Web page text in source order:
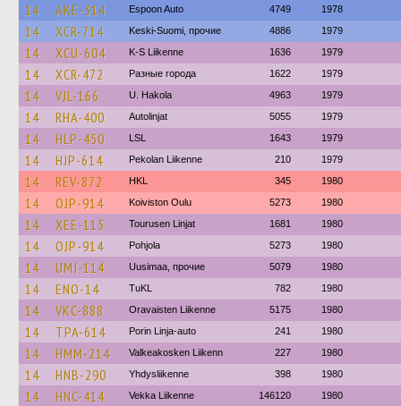
14 AKE-314 Espoon Auto 4749 1978
14 XCR-714 Keski-Suomi, прочие 4886 1979
14 XCU-604 K-S Liikenne 1636 1979
14 XCR-472 Разные города 1622 1979
14 VJL-166 U. Hakola 4963 1979
14 RHA-400 Autolinjat 5055 1979
14 HLP-450 LSL 1643 1979
14 HJP-614 Pekolan Liikenne 210 1979
14 REV-872 HKL 345 1980
14 OJP-914 Koiviston Oulu 5273 1980
14 XEE-115 Tourusen Linjat 1681 1980
14 OJP-914 Pohjola 5273 1980
14 UMJ-114 Uusimaa, прочие 5079 1980
14 ENO-14 TuKL 782 1980
14 VKC-888 Oravaisten Liikenne 5175 1980
14 TPA-614 Porin Linja-auto 241 1980
14 HMM-214 Valkeakosken Liikenn 227 1980
14 HNB-290 Yhdysliikenne 398 1980
14 HNC-414 Vekka Liikenne 146120 1980